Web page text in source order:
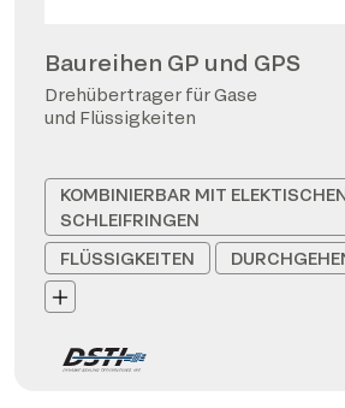
Baureihen GP und GPS
Drehübertrager für Gase
und Flüssigkeiten
KOMBINIERBAR MIT
SCHLEIFRINGEN
FLÜSSIGKEITEN